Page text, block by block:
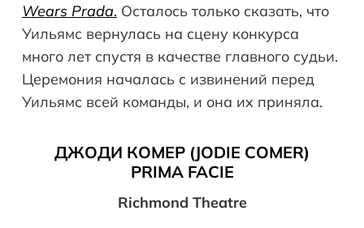
Wears Prada. Осталось только сказать, что
Уильямс вернулась на сцену конкурса
много лет спустя в качестве главного судьи.
Церемония началась с извинений перед
Уильямс всей команды, и она их приняла.
ДЖОДИ КОМЕР (JODIE COMER)
PRIMA FACIE
Richmond Theatre